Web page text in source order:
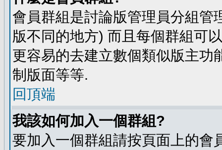
會員群組是討論版管理員分組管
版不同的地方) 而且每個群組可
更容易的去建立數個類似版主功
制版面等等.
回頂端
我該如何加入一個群組?
要加入一個群組請按頁面上的會